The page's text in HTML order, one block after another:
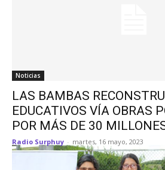
Noticias
LAS BAMBAS
EDUCATIVOS VÍA OBRAS
POR MÁS DE 30
Radio Surphuy - martes, 16 mayo, 2023